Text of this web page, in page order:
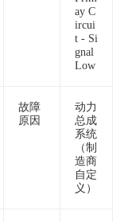
ay C
ircui
t - Si
gnal
Low
故障
原因
动力
总成
系统
（制
造商
自定
义）